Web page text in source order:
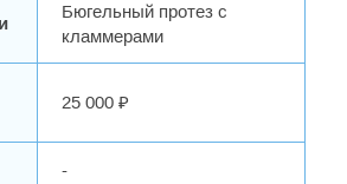
Бюгельный протез с
кламмерами
25 000 ₽
-